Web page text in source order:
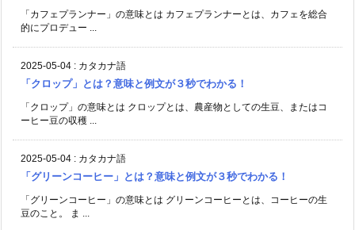
「カフェプランナー」の意味とは カフェプランナーとは、カフェを総合
的にプロデュー ...
2025-05-04 : カタカナ語
「クロップ」とは？意味と例文が３秒でわかる！
「クロップ」の意味とは クロップとは、農産物としての生豆、またはコ
ーヒー豆の収穫 ...
2025-05-04 : カタカナ語
「グリーンコーヒー」とは？意味と例文が３秒でわかる！
「グリーンコーヒー」の意味とは グリーンコーヒーとは、コーヒーの生
豆のこと。 ま ...